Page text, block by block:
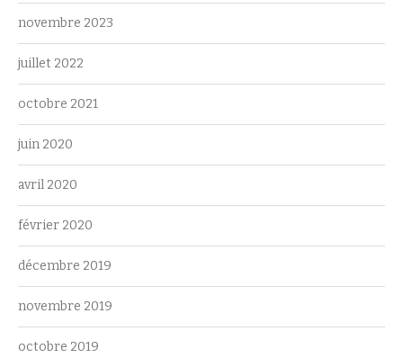
novembre 2023
juillet 2022
octobre 2021
juin 2020
avril 2020
février 2020
décembre 2019
novembre 2019
octobre 2019